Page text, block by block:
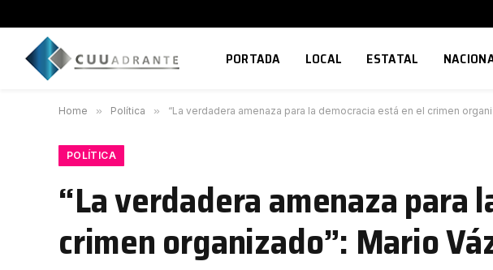
PORTADA LOCAL ESTATAL
Home » Política » “La verdadera amenaza para la democracia está en el crimen
POLÍTICA
“La verdadera amenaza para
crimen organizado”: Mario